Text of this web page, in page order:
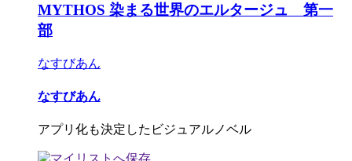
MYTHOS 染まる世界のエルタージュ 第一
部
なすびあん
なすびあん
アプリ化も決定したビジュアルノベル